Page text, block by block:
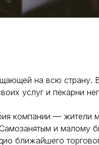
на всю страну.
услуг и пекарни
компании — жители
и малому
ближайшего